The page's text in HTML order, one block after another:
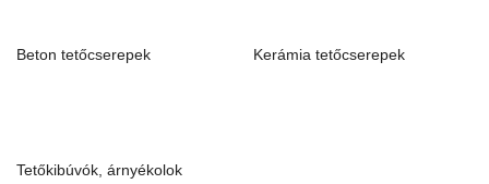
Beton tetőcserepek Kerámia tetőcserepek
Tetőkibúvók, árnyékolok